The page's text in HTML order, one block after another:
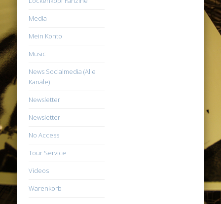
Media
Mein Konto
Music
News Socialmedia (Alle
Kanäle)
Newsletter
Newsletter
No Access
Tour Service
Videos
Warenkorb